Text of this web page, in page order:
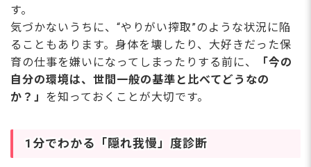
す。
気づかないうちに、“やりがい搾取”のような状況に陥
ることもあります。身体を壊したり、大好きだった保
育の仕事を嫌いになってしまったりする前に、
「今の
自分の環境は、世間一般の基準と比べてどうなの
か？」 を知っておくことが大切です。
1分でわかる「隠れ我慢」度診断